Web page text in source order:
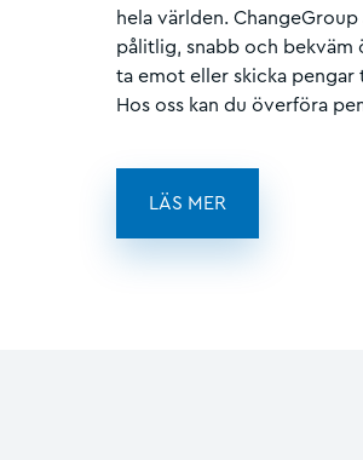
hela världen.
pålitlig, snabb och
ta emot eller skicka pengar
Hos oss kan du överföra
LÄS MER